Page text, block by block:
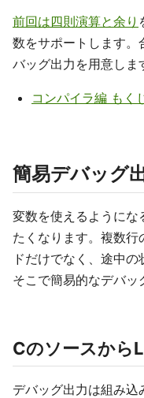
前回は四則演算と余り
数をサポートします。
バッグ出力を用意しま
コンパイラ編 もく
簡易デバッグ
変数を使えるようにな
たくなります。複数
ドだけでなく、途中の
そこで簡易的なデバッ
Cのソースから
デバッグ出力は組み